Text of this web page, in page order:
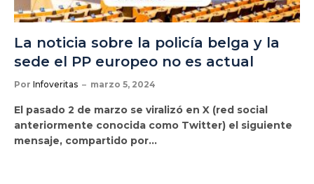
La noticia sobre la policía belga y la
sede el PP europeo no es actual
Por Infoveritas marzo 5, 2024
El pasado 2 de marzo se viralizó en X (red social
anteriormente conocida como Twitter) el siguiente
mensaje, compartido por…